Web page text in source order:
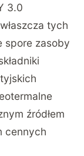
3.0
tych
spore zasoby
źródłem
cennych